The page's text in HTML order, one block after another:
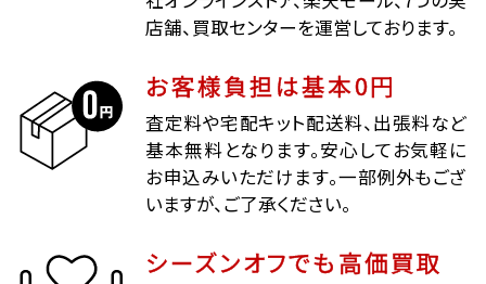
店舗、買取センターを運営しております。
お客様負担は基本0円
査定料や宅配キット配送料、出張料など
基本無料となります。安心してお気軽に
お申込みいただけます。一部例外もござ
いますが、ご了承ください。
シーズンオフでも高価買取